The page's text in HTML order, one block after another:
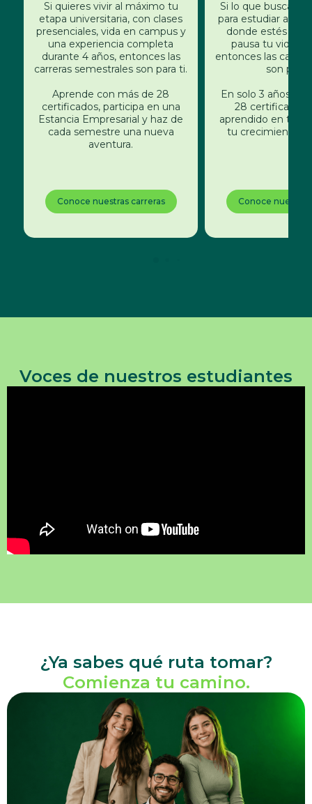
Si quieres vivir al máximo tu
etapa universitaria, con clases
presenciales, vida en campus y
una experiencia completa
durante 4 años, entonces las
carreras semestrales son para ti.
Aprende con más de 28
certificados, participa en una
Estancia Empresarial y haz de
cada semestre una nueva
aventura.
Conoce nuestras carreras
Si lo que buscas
para estudiar a tu
donde estés y
pausa tu vida
entonces las
son para
En solo 3 años,
28 certificados,
aprendido en tu
tu crecimiento a
Conoce nuestras
Voces de nuestros estudiantes
¿Ya sabes qué ruta tomar?
Comienza tu camino.